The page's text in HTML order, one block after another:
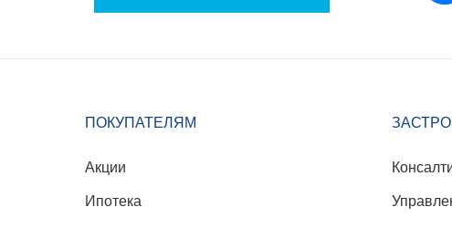
ПОКУПАТЕЛЯМ
Акции
Ипотека